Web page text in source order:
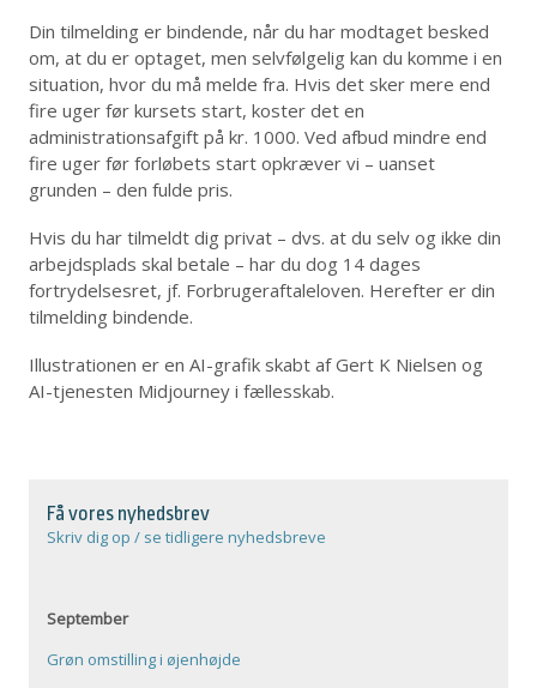
Din tilmelding er bindende, når du har modtaget besked
om, at du er optaget, men selvfølgelig kan du komme i en
situation, hvor du må melde fra. Hvis det sker mere end
fire uger før kursets start, koster det en
administrationsafgift på kr. 1000. Ved afbud mindre end
fire uger før forløbets start opkræver vi – uanset
grunden – den fulde pris.
Hvis du har tilmeldt dig privat – dvs. at du selv og ikke din
arbejdsplads skal betale – har du dog 14 dages
fortrydelsesret, jf. Forbrugeraftaleloven. Herefter er din
tilmelding bindende.
Illustrationen er en AI-grafik skabt af Gert K Nielsen og
AI-tjenesten Midjourney i fællesskab.
Få vores nyhedsbrev
Skriv dig op / se tidligere nyhedsbreve
September
Grøn omstilling i øjenhøjde